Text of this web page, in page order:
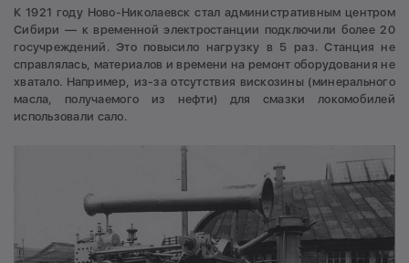
К 1921 году Ново-Николаевск стал административным центром
Сибири — к временной электростанции подключили более 20
госучреждений. Это повысило нагрузку в 5 раз. Станция не
справлялась, материалов и времени на ремонт оборудования не
хватало. Например, из-за отсутствия вискозины (минерального
масла, получаемого из нефти) для смазки локомобилей
использовали сало.